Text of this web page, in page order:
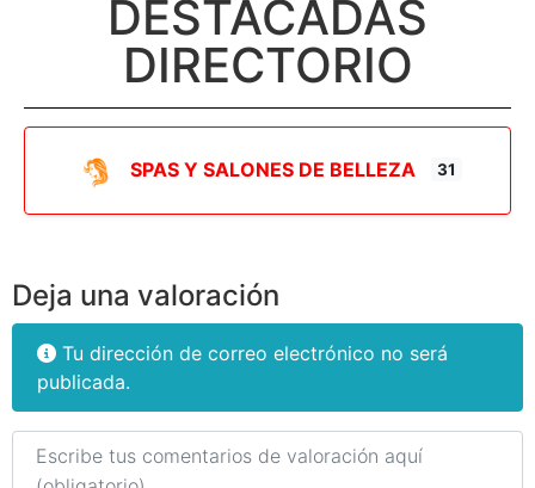
DESTACADAS
DIRECTORIO
SPAS Y SALONES DE BELLEZA 31
Deja una valoración
Tu dirección de correo electrónico no será
publicada.
Texto de la reseña